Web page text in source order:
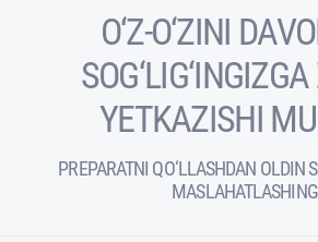
O‘Z-O‘ZINI
YETKAZISHI
PREPARATNI QO‘LLASHDAN OLDIN
MASLAHATLASHING